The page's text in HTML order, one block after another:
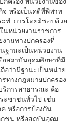
จ หรือเป็นคดีที่พิพาท
ะทำการโดยมิชอบด้วย
นหน่วยงานราชการ
านทางปกครองที่
ฐานะเป็นหน่วยงาน
อสถาบันอุดมศึกษาที่มี
อว่ามีฐานะเป็นหน่วย
ทางกฎหมายปกครอง
ริการสาธารณะ คือ
ะชาชนทั่วไป เช่น
หรือการป้องกัน
ชน หรือสถบันอุดม